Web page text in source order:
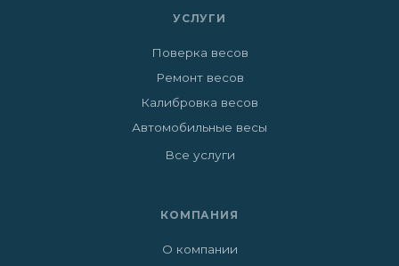
УСЛУГИ
Поверка весов
Ремонт весов
Калибровка весов
Автомобильные весы
Все услуги
КОМПАНИЯ
О компании